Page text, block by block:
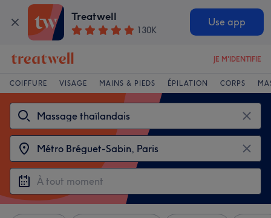
Treatwell
130K
Use app
JE M'IDENTIFIE
COIFFURE VISAGE MAINS & PIEDS ÉPILATION CORPS